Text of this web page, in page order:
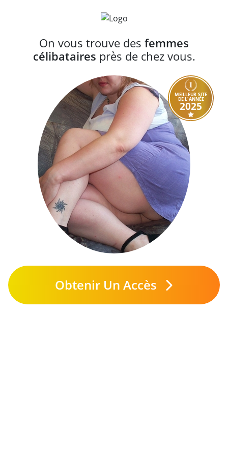
On vous trouve des femmes
célibataires près de chez vous.
MEILLEUR SITE
DE L'ANNÉE
2025
Obtenir Un Accès